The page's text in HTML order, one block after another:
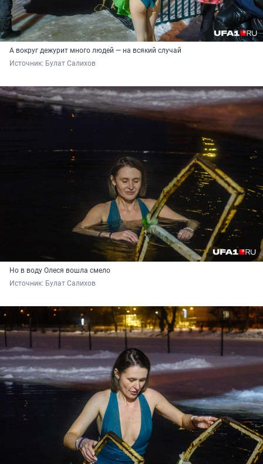
А вокруг дежурит много людей — на всякий случай
Источник: Булат Салихов
Но в воду Олеся вошла смело
Источник: Булат Салихов